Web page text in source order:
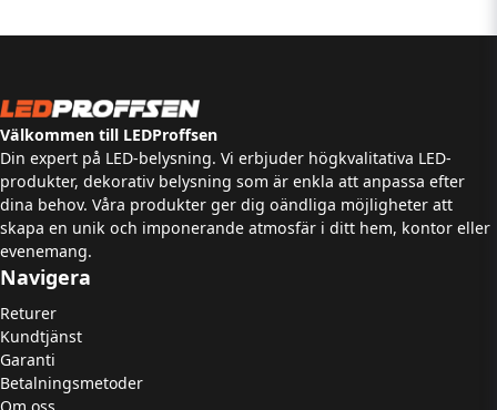
Välkommen till LEDProffsen
Din expert på LED-belysning. Vi erbjuder högkvalitativa LED-
produkter, dekorativ belysning som är enkla att anpassa efter
dina behov. Våra produkter ger dig oändliga möjligheter att
skapa en unik och imponerande atmosfär i ditt hem, kontor eller
evenemang.
Navigera
Returer
Kundtjänst
Garanti
Betalningsmetoder